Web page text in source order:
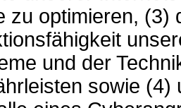
zu optimieren, (3)
und der
sowie (4)